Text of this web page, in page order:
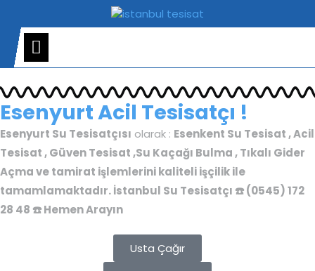
Esenyurt Acil Tesisatçı !
Esenyurt Su Tesisatçısı olarak : Esenkent Su Tesisat , Acil
Tesisat , Güven Tesisat ,Su Kaçağı Bulma , Tıkalı Gider
Açma ve tamirat işlemlerini kaliteli işçilik ile
tamamlamaktadır. İstanbul Su Tesisatçı ☎️ (0545) 172
28 48 ☎️ Hemen Arayın
Usta Çağır